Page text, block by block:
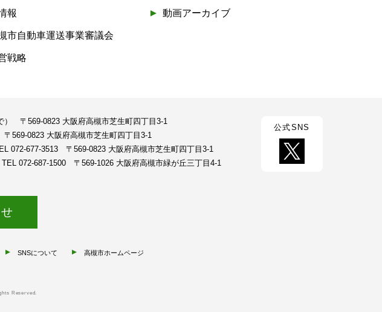
報
市自動車運送事業審議会
戦略
動画アーカイブ
で）〒569-0823 大阪府高槻市芝生町四丁目3-1
〒569-0823 大阪府高槻市芝生町四丁目3-1
072-677-3513〒569-0823 大阪府高槻市芝生町四丁目3-1
TEL 072-687-1500〒569-1026 大阪府高槻市緑が丘三丁目4-1
公式SNS
SNSについて 高槻市ホームページ
Reserved.